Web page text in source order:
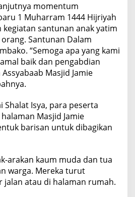
momentum
1 Muharram 1444 Hijriyah
santunan anak yatim
Santunan Dalam
“Semoga apa yang kami
baik dan pengabdian
Masjid Jamie
Shalat Isya, para peserta
Masjid Jamie
barisan untuk dibagikan
arakan kaum muda dan tua
warga. Mereka turut
atau di halaman rumah.